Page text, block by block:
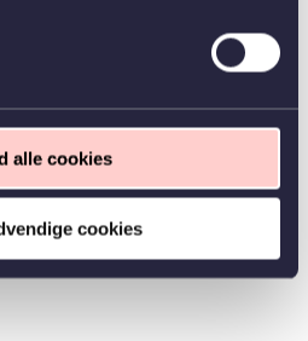
alle cookies
cookies